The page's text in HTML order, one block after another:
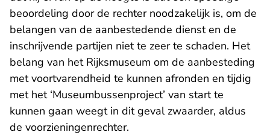
beoordeling door de rechter noodzakelijk is, om de
belangen van de aanbestedende dienst en de
inschrijvende partijen niet te zeer te schaden. Het
belang van het Rijksmuseum om de aanbesteding
met voortvarendheid te kunnen afronden en tijdig
met het ‘Museumbussenproject’ van start te
kunnen gaan weegt in dit geval zwaarder, aldus
de voorzieningenrechter.